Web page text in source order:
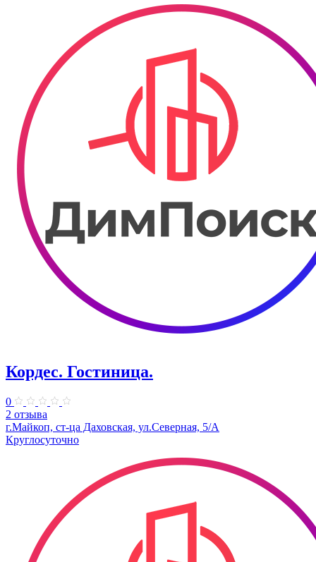
Кордес. Гостиница.
0
2 отзыва
г.Майкоп, ст-ца Даховская, ул.Северная, 5/А
Круглосуточно